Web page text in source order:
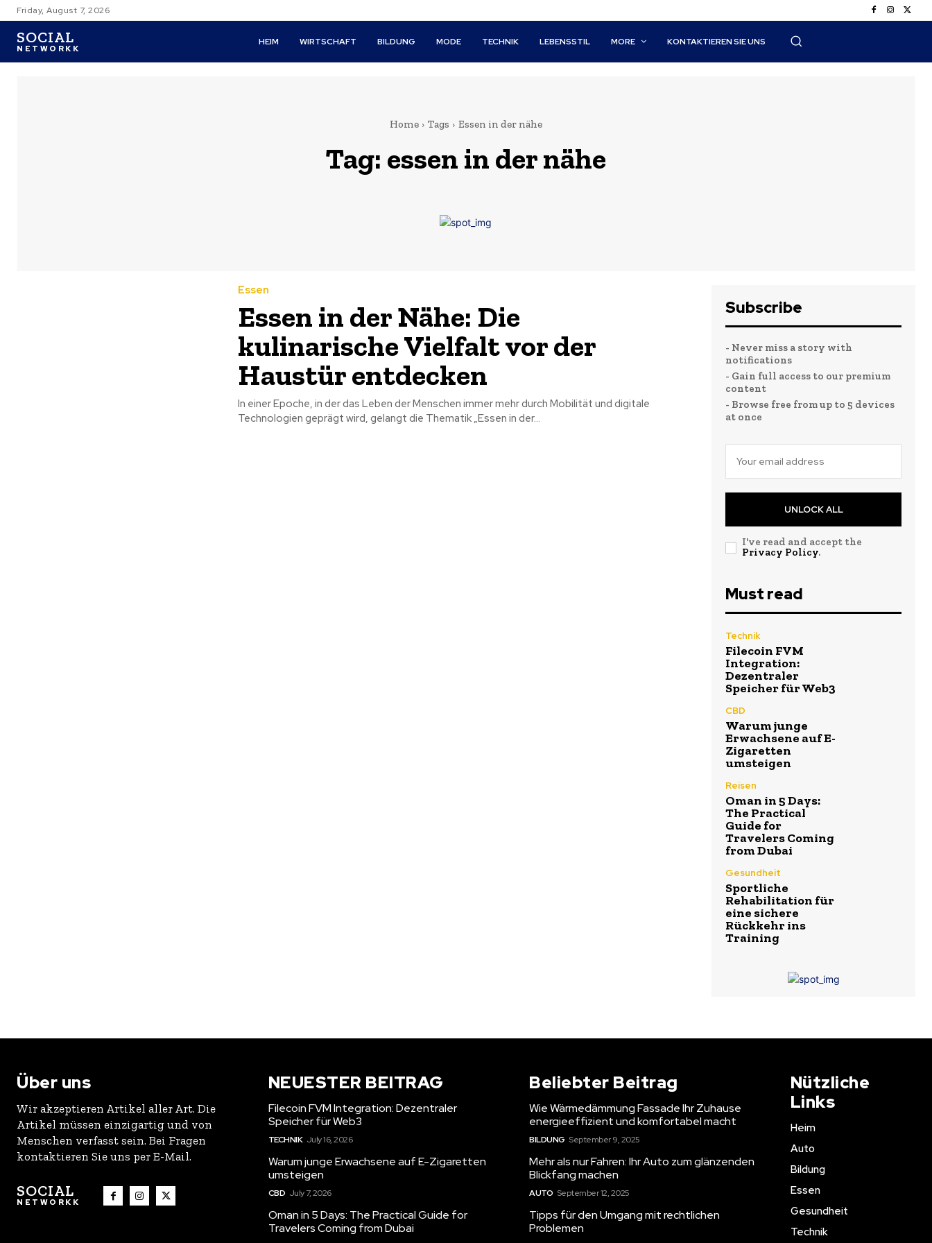
Friday, August 7, 2026
SOCIAL
NETWORKK
HEIM WIRTSCHAFT BILDUNG MODE TECHNIK LEBENSSTIL MORE KONTAKTIEREN SIE UNS
Home Tags Essen in der nähe
Tag: essen in der nähe
Essen
Essen in der Nähe: Die
kulinarische Vielfalt vor der
Haustür entdecken
In einer Epoche, in der das Leben der Menschen immer mehr durch Mobilität und digitale
Technologien geprägt wird, gelangt die Thematik „Essen in der...
Subscribe
- Never miss a story with
notifications
- Gain full access to our premium
content
- Browse free from up to 5 devices
at once
UNLOCK ALL
I've read and accept the
Privacy Policy.
Must read
Technik
Filecoin FVM
Integration:
Dezentraler
Speicher für Web3
CBD
Warum junge
Erwachsene auf E-
Zigaretten
umsteigen
Reisen
Oman in 5 Days:
The Practical
Guide for
Travelers Coming
from Dubai
Gesundheit
Sportliche
Rehabilitation für
eine sichere
Rückkehr ins
Training
Über uns
Wir akzeptieren Artikel aller Art. Die
Artikel müssen einzigartig und von
Menschen verfasst sein. Bei Fragen
kontaktieren Sie uns per E-Mail.
SOCIAL
NETWORKK
NEUESTER BEITRAG
Filecoin FVM Integration: Dezentraler
Speicher für Web3
TECHNIK July 16, 2026
Warum junge Erwachsene auf E-Zigaretten
umsteigen
CBD July 7, 2026
Oman in 5 Days: The Practical Guide for
Travelers Coming from Dubai
Beliebter Beitrag
Wie Wärmedämmung Fassade Ihr Zuhause
energieeffizient und komfortabel macht
BILDUNG September 9, 2025
Mehr als nur Fahren: Ihr Auto zum glänzenden
Blickfang machen
AUTO September 12, 2025
Tipps für den Umgang mit rechtlichen
Problemen
Nützliche
Links
Heim
Auto
Bildung
Essen
Gesundheit
Technik